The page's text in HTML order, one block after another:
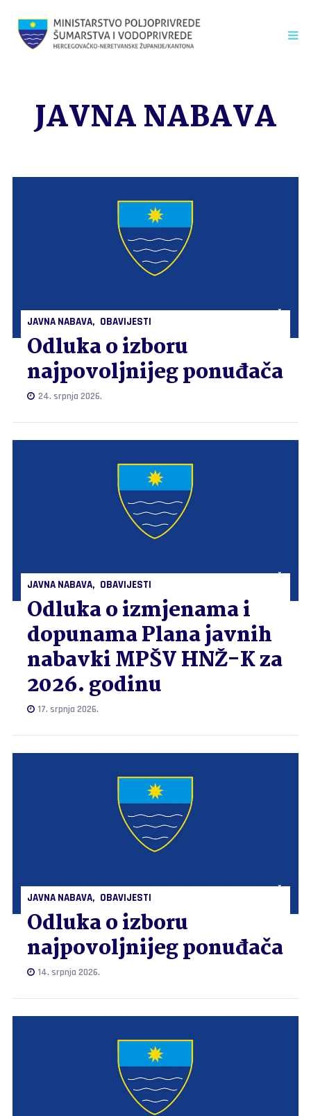
JAVNA NABAVA
JAVNA NABAVA OBAVIJESTI
Odluka o izboru
najpovoljnijeg ponuđača
24. srpnja 2026.
JAVNA NABAVA OBAVIJESTI
Odluka o izmjenama i
dopunama Plana javnih
nabavki MPŠV HNŽ-K za
2026. godinu
17. srpnja 2026.
JAVNA NABAVA OBAVIJESTI
Odluka o izboru
najpovoljnijeg ponuđača
14. srpnja 2026.